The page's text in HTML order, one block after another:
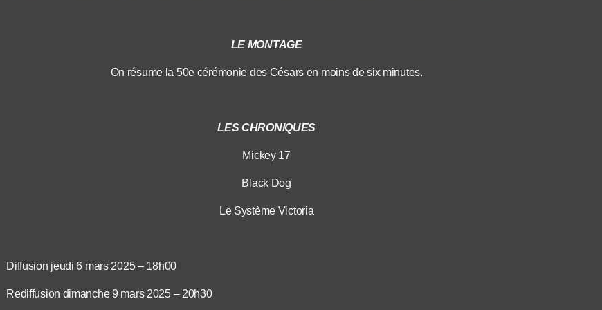
LE MONTAGE
On résume la 50e cérémonie des Césars en moins de six minutes.
LES CHRONIQUES
Mickey 17
Black Dog
Le Système Victoria
Diffusion jeudi 6 mars 2025 – 18h00
Rediffusion dimanche 9 mars 2025 – 20h30